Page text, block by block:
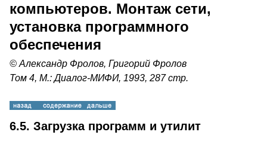
компьютеров. Монтаж сети,
установка программного
обеспечения
© Александр Фролов, Григорий Фролов
Том 4, М.: Диалог-МИФИ, 1993, 287 стр.
6.5. Загрузка программ и утилит